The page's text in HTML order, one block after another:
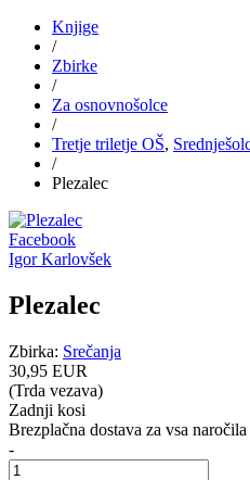
Knjige
/
Zbirke
/
Za osnovnošolce
/
Tretje triletje OŠ,
/
Plezalec
Facebook
Igor Karlovšek
Plezalec
Zbirka: Srečanja
30,95 EUR
(Trda vezava)
Zadnji kosi
Brezplačna dostava za vsa naročila
-